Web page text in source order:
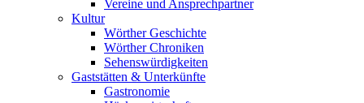
Vereine und Ansprechpartner
Kultur
Wörther Geschichte
Wörther Chroniken
Sehenswürdigkeiten
Gaststätten & Unterkünfte
Gastronomie